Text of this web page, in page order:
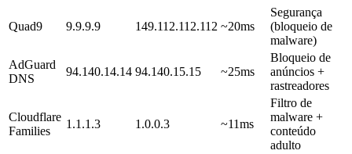
Quad9 9.9.9.9 149.112.112.112 ~20ms
Segurança
(bloqueio de
malware)
AdGuard
DNS
94.140.14.14 94.140.15.15 ~25ms
Bloqueio de
anúncios +
rastreadores
Cloudflare
Families
1.1.1.3 1.0.0.3 ~11ms
Filtro de
malware +
conteúdo
adulto